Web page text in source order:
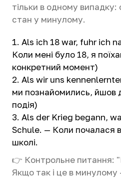
тільки в одному випадку:
стан у минулому.
Als ich 18 war, fuhr ich
Коли мені було 18, я
конкретний момент)
Als wir uns
ми познайомились, йшов
подія)
Als der Krieg begann,
Schule. — Коли почалася
школі.
👉 Контрольне питання:
Якщо так і це в минулому